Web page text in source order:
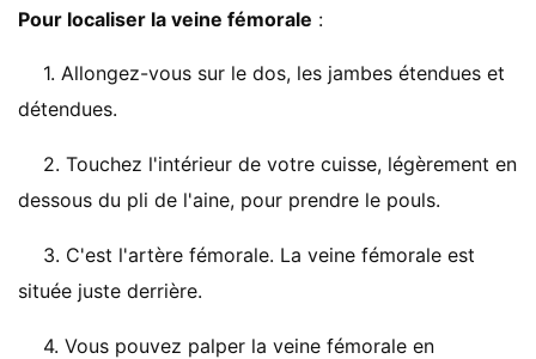
Pour localiser la veine fémorale :
1. Allongez-vous sur le dos, les jambes étendues et
détendues.
2. Touchez l'intérieur de votre cuisse, légèrement en
dessous du pli de l'aine, pour prendre le pouls.
3. C'est l'artère fémorale. La veine fémorale est
située juste derrière.
4. Vous pouvez palper la veine fémorale en